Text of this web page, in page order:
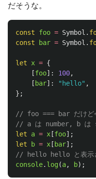
だそうな。
const foo = Symbol .
const
bar = Symbol .
let x = {
[foo]: 100,
[ bar]: " hello" ,
};
// foo === bar だけど
// a は number, b は
let
a = x [foo];
let
b = x [ bar];
// hello hello と表示
console. log(a, b);